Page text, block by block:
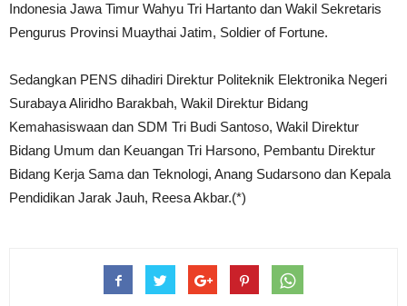
Indonesia Jawa Timur Wahyu Tri Hartanto dan Wakil Sekretaris
Pengurus Provinsi Muaythai Jatim, Soldier of Fortune.
Sedangkan PENS dihadiri Direktur Politeknik Elektronika Negeri
Surabaya Aliridho Barakbah, Wakil Direktur Bidang
Kemahasiswaan dan SDM Tri Budi Santoso, Wakil Direktur
Bidang Umum dan Keuangan Tri Harsono, Pembantu Direktur
Bidang Kerja Sama dan Teknologi, Anang Sudarsono dan Kepala
Pendidikan Jarak Jauh, Reesa Akbar.(*)